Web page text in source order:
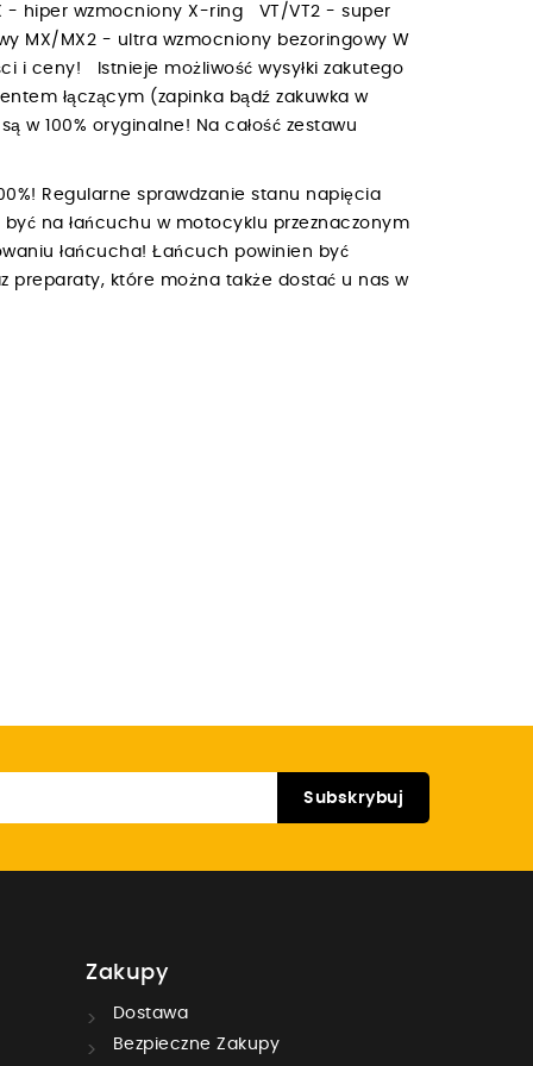
- hiper wzmocniony X-ring VT/VT2 - super
MX/MX2 - ultra wzmocniony bezoringowy W
i ceny! Istnieje możliwość wysyłki zakutego
łączącym (zapinka bądź zakuwka w
w 100% oryginalne! Na całość zestawu
Regularne sprawdzanie stanu napięcia
być na łańcuchu w motocyklu przeznaczonym
łańcucha! Łańcuch powinien być
preparaty, które można także dostać u nas w
Zakupy
Dostawa
Bezpieczne Zakupy